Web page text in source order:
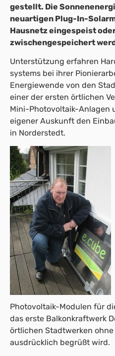
gestellt. Die
neuartigen Plug-In-
Hausnetz eingespeist
zwischengespeichert
Unterstützung erfahren
systems bei ihrer
Energiewende von den
einer der ersten örtlichen
Mini-Photovoltaik-Anlagen
eigener Auskunft den
in Norderstedt.
Photovoltaik-Modulen für
das erste Balkonkraftwerk
örtlichen Stadtwerken
ausdrücklich begrüßt wird.